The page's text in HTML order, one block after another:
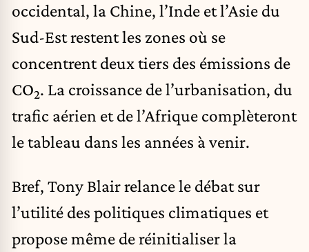
occidental, la Chine, l’Inde et l’Asie du
Sud-Est restent les zones où se
concentrent deux tiers des émissions de
CO2. La croissance de l’urbanisation, du
trafic aérien et de l’Afrique complèteront
le tableau dans les années à venir.
Bref, Tony Blair relance le débat sur
l’utilité des politiques climatiques et
propose même de réinitialiser la